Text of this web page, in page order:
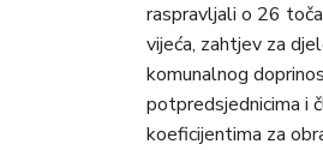
raspravljali o 26
vijeća, zahtjev za
komunalnog
potpredsjednicima i
koeficijentima za